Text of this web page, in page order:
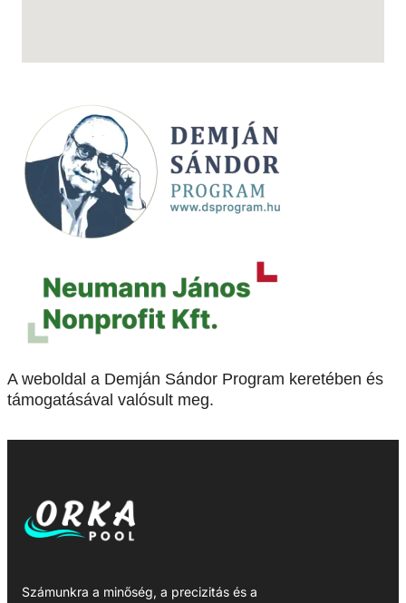
A weboldal a Demján Sándor Program keretében és
támogatásával valósult meg.
Számunkra a minőség, a precizitás és a